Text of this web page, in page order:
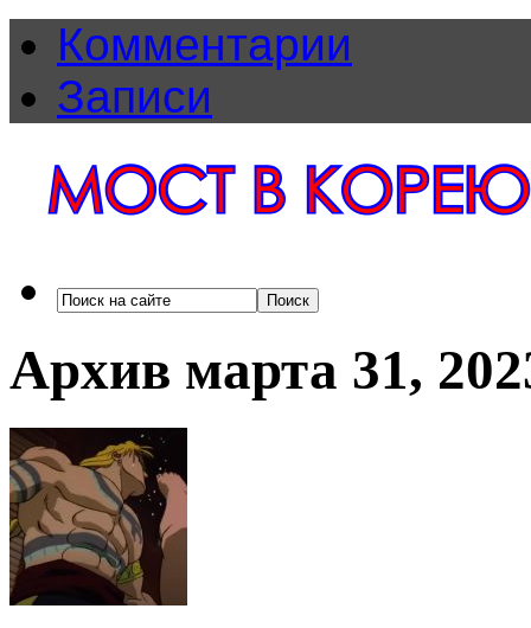
Комментарии
Записи
Архив марта 31,